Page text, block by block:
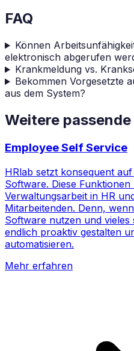
FAQ
Können
elektronisch abgerufen
Krankmeldung vs.
Bekommen Vorgesetzte
aus dem System?
Weitere
Employee Self Service
HRlab setzt konsequent
Software. Diese
Verwaltungsarbeit in HR
Mitarbeitenden. Denn,
Software nutzen und vieles
endlich proaktiv gestalten
automatisieren.
Mehr erfahren